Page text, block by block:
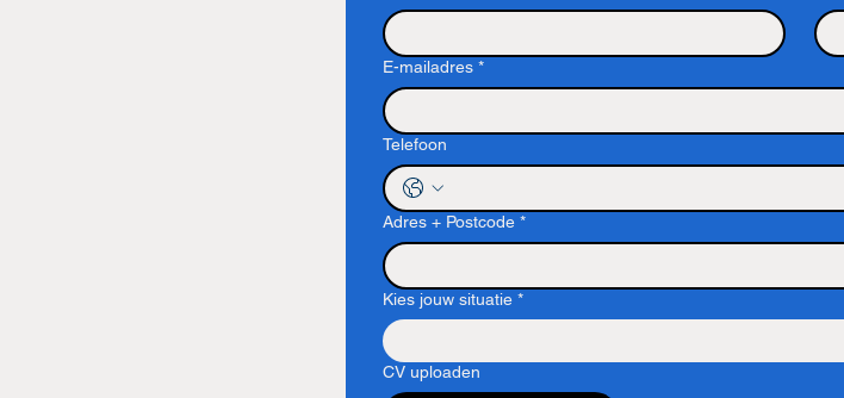
E-mailadres *
Telefoon
Adres + Postcode *
Kies jouw situatie *
CV uploaden